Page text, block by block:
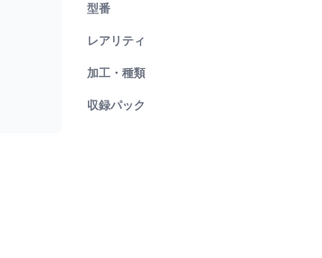
型番
レアリティ
加工・種類
収録パック